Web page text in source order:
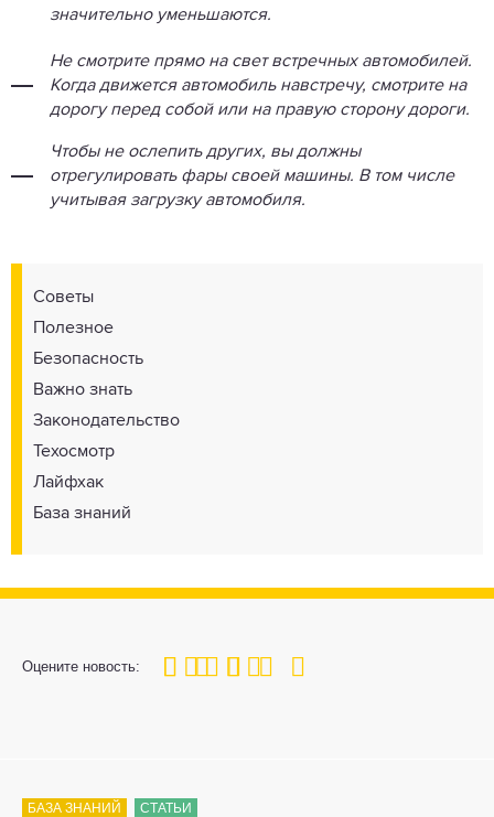
значительно уменьшаются.
Не смотрите прямо на свет встречных автомобилей.
Когда движется автомобиль навстречу, смотрите на
дорогу перед собой или на правую сторону дороги.
Чтобы не ослепить других, вы должны
отрегулировать фары своей машины. В том числе
учитывая загрузку автомобиля.
Советы
Полезное
Безопасность
Важно знать
Законодательство
Техосмотр
Лайфхак
База знаний
Оцените новость:
100
1 3 4 5
БАЗА ЗНАНИЙ СТАТЬИ